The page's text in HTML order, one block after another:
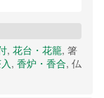
, 花台・花籠, 箸
, 香炉・香合, 仏